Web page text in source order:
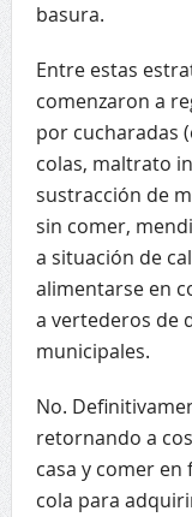
basura.
Entre estas
comenzaron a
por cucharadas
colas, maltrato
sustracción de
sin comer,
a situación de
alimentarse en
a vertederos de
municipales.
No.
retornando a
casa y comer
cola para